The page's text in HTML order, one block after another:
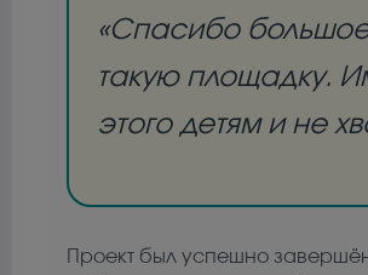
«Спасибо
такую площадку.
этого детям и не
Проект был успешно